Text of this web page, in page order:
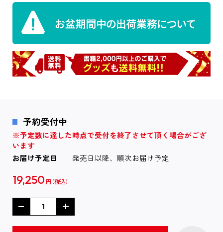
予約受付中
※予定数に達した時点で受付を終了させて頂く場合がござ
います
お届け予定日
発売日以降、順次お届け予定
19,250 円